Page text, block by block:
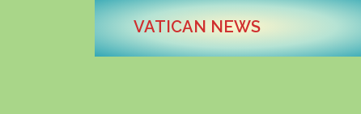
VATICAN NEWS